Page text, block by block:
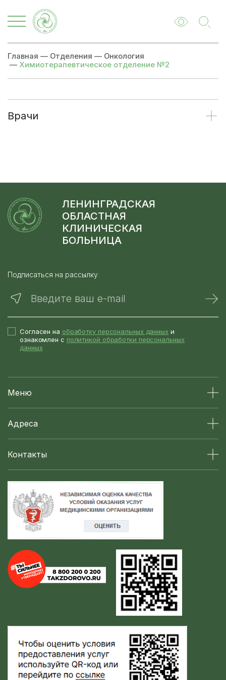
Главная — Отделения — Онкология
— Химиотерапевтическое отделение №2
Врачи
ЛЕНИНГРАДСКАЯ
ОБЛАСТНАЯ
КЛИНИЧЕСКАЯ
БОЛЬНИЦА
Подписаться на рассылку
Введите ваш e-mail
Согласен на обработку персональных данных и
ознакомлен с политикой обработки персональных
данных
Меню
Адреса
Контакты